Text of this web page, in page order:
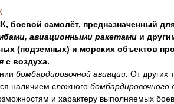
самолёт, предназначенный
авиационными ракетами и
(подземных) и морских объектов
с воздуха.
бомбардировочной авиации. От других
наличием сложного бомбардировочного
и характеру выполняемых